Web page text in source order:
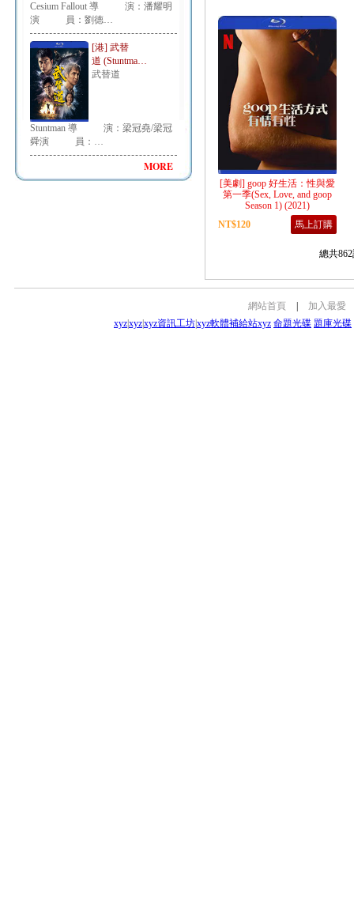
Cesium Fallout 導 演：潘耀明
演 員：劉德…
[港] 武替
道 (Stuntma…
武替道
Stuntman 導 演：梁冠堯/梁冠
舜演 員：…
MORE
[美劇] goop 好生活：性與愛
第一季(Sex, Love, and goop
Season 1) (2021)
NT$120
馬上訂購
總共
網站首頁
加入最愛
xyzxyzxyz資訊工坊xyz軟體補給站xyz 命題光碟 題庫光碟